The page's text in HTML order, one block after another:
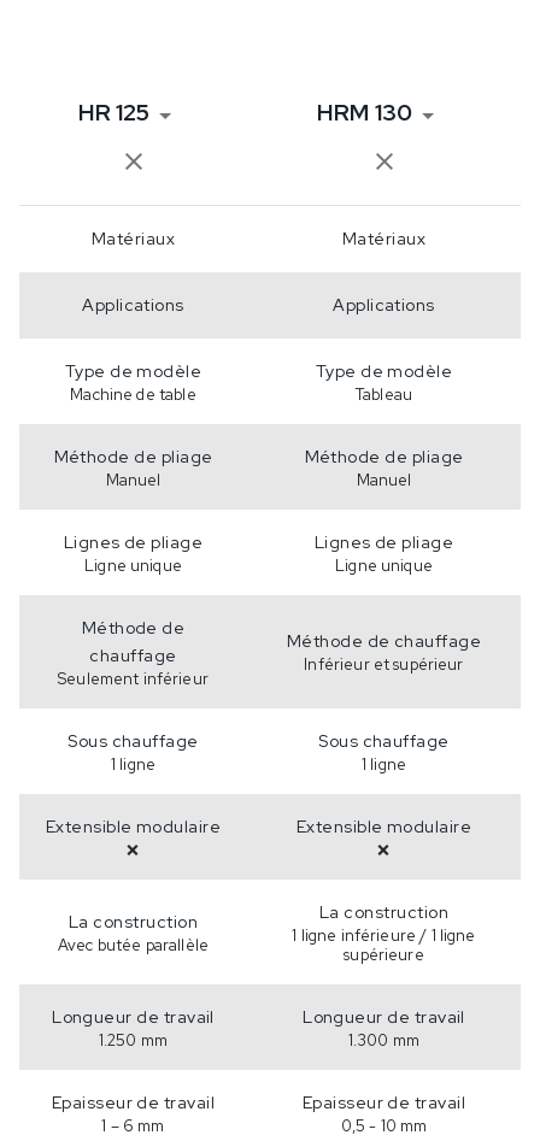
HR 125 HRM 130
Matériaux Matériaux
Applications Applications
Type de modèle
Machine de table
Type de modèle
Tableau
Méthode de pliage
Manuel
Méthode de pliage
Manuel
Lignes de pliage
Ligne unique
Lignes de pliage
Ligne unique
Méthode de
chauffage
Seulement inférieur
Méthode de chauffage
Inférieur et supérieur
Sous chauffage
1 ligne
Sous chauffage
1 ligne
Extensible modulaire
❌
Extensible modulaire
❌
La construction
Avec butée parallèle
La construction
1 ligne inférieure / 1 ligne
supérieure
Longueur de travail
1.250 mm
Longueur de travail
1.300 mm
Epaisseur de travail
1 – 6 mm
Epaisseur de travail
0,5 - 10 mm